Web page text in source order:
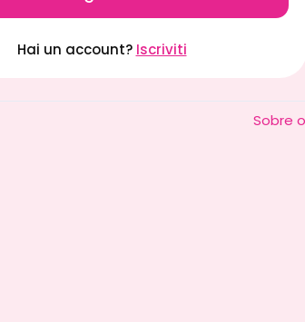
Hai un account? Iscriviti
Sobre